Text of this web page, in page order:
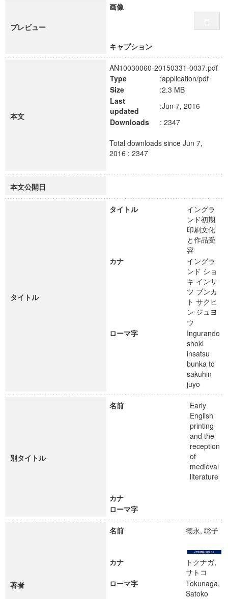
プレビュー
画像
キャプション
本文
AN10030060-20150331-0037.pdf
Type
:application/pdf
Size
:2.3 MB
Last
updated
:Jun 7, 2016
Downloads
: 2347
Total downloads since Jun 7,
2016 : 2347
本文公開日
タイトル
タイトル
イングラ
ンド初期
印刷文化
と作品受
容
カナ
イングラ
ンド ショ
キ インサ
ツ ブンカ
ト サクヒ
ン ジュヨ
ウ
ローマ字
Ingurando
shoki
insatsu
bunka to
sakuhin
juyo
別タイトル
名前
Early
English
printing
and the
reception
of
medieval
literature
カナ
ローマ字
著者
名前 徳永, 聡子
カナ
トクナガ,
サトコ
ローマ字
Tokunaga,
Satoko